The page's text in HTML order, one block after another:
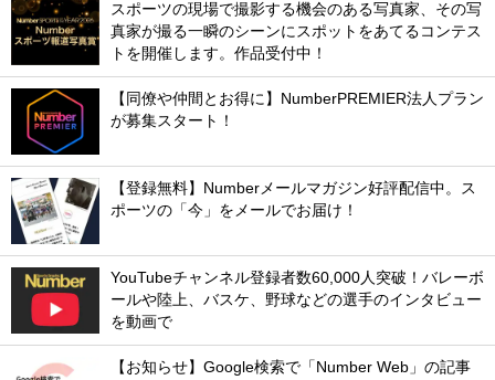
スポーツの現場で撮影する機会のある写真家、その写
真家が撮る一瞬のシーンにスポットをあてるコンテス
トを開催します。作品受付中！
【同僚や仲間とお得に】NumberPREMIER法人プラン
が募集スタート！
【登録無料】Numberメールマガジン好評配信中。ス
ポーツの「今」をメールでお届け！
YouTubeチャンネル登録者数60,000人突破！バレーボ
ールや陸上、バスケ、野球などの選手のインタビュー
を動画で
【お知らせ】Google検索で「Number Web」の記事